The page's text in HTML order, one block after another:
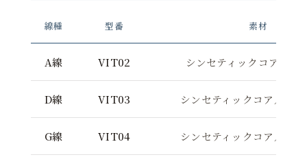
線種 型番 素材
A線 VIT02 シンセティックコア／ア
D線 VIT03 シンセティックコア／シ
G線 VIT04 シンセティックコア／シ